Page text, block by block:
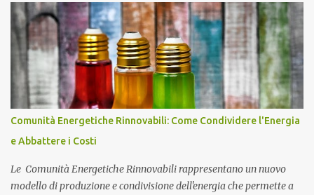
a 200 persone in totale sicurezza e comfort. Impianto Fotovoltaico
da 36 kWp Grid-Connected Per completare l'efficentamento
energetico e ridurre drasticamente i costi di gestione dell'immobile,
abbiamo inoltre installato un potente impianto fotovoltaico da 36
kWp in configurazione grid-connected senza accumulo. Il sistema
si compone di 80 moduli fotovoltaici di ultima generazione ad alta
efficienza e di inverter trifase di primaria marca, collegati alle
protezioni di stringa e ai quadri elettrici dedicati. Un intervento
strategico che consente al locale commerciale di autoprodurre ...
Comunità Energetiche Rinnovabili: Come Condividere l'Energia
e Abbattere i Costi
Le Comunità Energetiche Rinnovabili rappresentano un nuovo
modello di produzione e condivisione dell'energia che permette a